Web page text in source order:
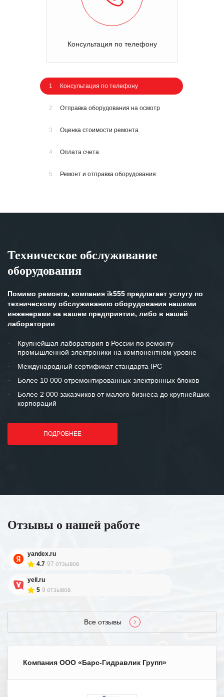
Консультация по телефону
1 Консультация по телефону
2 Отправка оборудования на осмотр
3 Оценка стоимости ремонта
4 Оплата счета
5 Ремонт и отправка оборудования
Техническое обслуживание
оборудования
Помимо ремонта, компания ik555 предлагает услугу по
техническому обслуживанию оборудования нашими
инженерами на вашем предприятии, либо в нашей
лаборатории
Крупнейшая лаборатория в России по ремонту
промышленной электроники на компонентном уровне
Международный сертификат стандарта IPC
Более 10 000 отремонтированных электронных блоков
Более 2 000 заказчиков от малого бизнеса до крупнейших
корпораций
ПОДРОБНЕЕ
Отзывы о нашей работе
yandex.ru
4.7 97 отзывов
yell.ru
5 9 отзывов
Все отзывы
Компания ООО «Барс-Гидравлик Групп»